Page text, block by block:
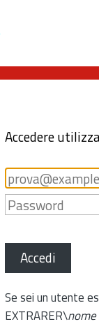
Accedere
Accedi
Se sei un utente
EXTRARER\